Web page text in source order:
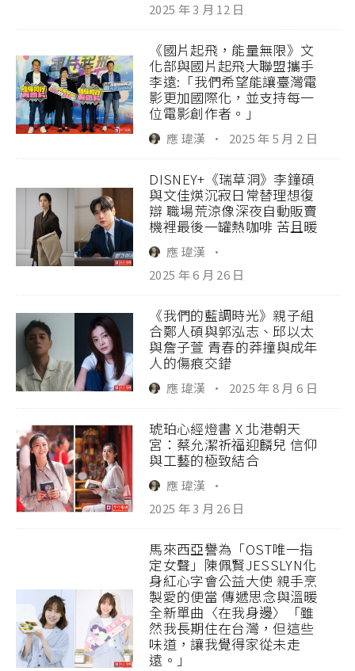
2025 年 3 月 12 日
《國片起飛，能量無限》文
化部與國片起飛大聯盟攜手
李遠:「我們希望能讓臺灣電
影更加國際化，並支持每一
位電影創作者。」
應 瑋漢 · 2025 年 5 月 2 日
DISNEY+《瑞草洞》李鐘碩
與文佳煐沉寂日常替理想復
辯 職場荒涼像深夜自動販賣
機裡最後一罐熱咖啡 苦且暖
應 瑋漢
·
2025 年 6 月 26 日
《我們的藍調時光》親子組
合鄭人碩與郭泓志、邱以太
與詹子萱 青春的莽撞與成年
人的傷痕交錯
應 瑋漢 · 2025 年 8 月 6 日
琥珀心經燈書 X 北港朝天
宮：蔡允潔祈福迎麟兒 信仰
與工藝的極致結合
應 瑋漢
·
2025 年 3 月 26 日
馬來西亞譽為「OST唯一指
定女聲」陳佩賢JESSLYN化
身紅心字會公益大使 親手烹
製愛的便當 傳遞思念與溫暖
全新單曲〈在我身邊〉「雖
然我長期住在台灣，但這些
味道，讓我覺得家從未走
遠。」